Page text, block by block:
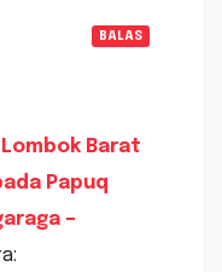
BALAS
Barat
Papuq
–